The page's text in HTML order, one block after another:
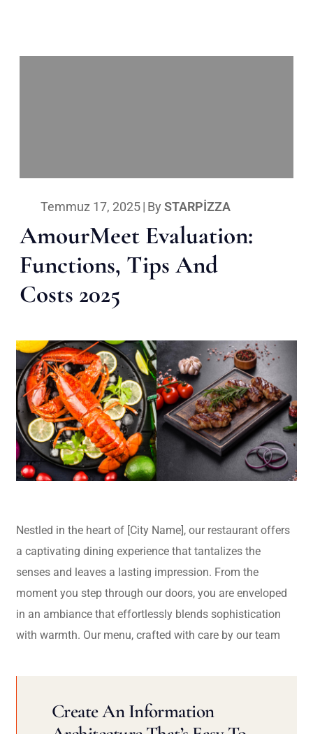
Temmuz 17, 2025| By STARPIZZA
AmourMeet Evaluation:
Functions, Tips And
Costs 2025
Nestled in the heart of [City Name], our restaurant offers
a captivating dining experience that tantalizes the
senses and leaves a lasting impression. From the
moment you step through our doors, you are enveloped
in an ambiance that effortlessly blends sophistication
with warmth. Our menu, crafted with care by our team
Create An Information